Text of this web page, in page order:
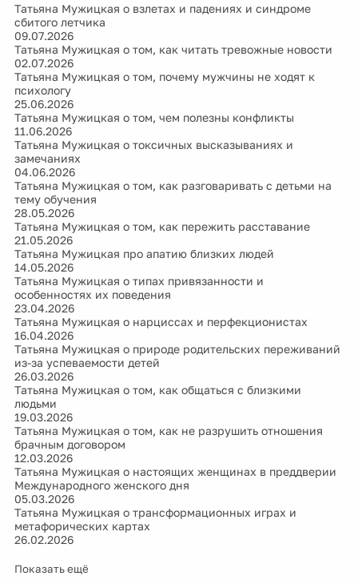
Татьяна Мужицкая о взлетах и падениях и синдроме
сбитого летчика
09.07.2026
Татьяна Мужицкая о том, как читать тревожные новости
02.07.2026
Татьяна Мужицкая о том, почему мужчины не ходят к
психологу
25.06.2026
Татьяна Мужицкая о том, чем полезны конфликты
11.06.2026
Татьяна Мужицкая о токсичных высказываниях и
замечаниях
04.06.2026
Татьяна Мужицкая о том, как разговаривать с детьми на
тему обучения
28.05.2026
Татьяна Мужицкая о том, как пережить расставание
21.05.2026
Татьяна Мужицкая про апатию близких людей
14.05.2026
Татьяна Мужицкая о типах привязанности и
особенностях их поведения
23.04.2026
Татьяна Мужицкая о нарциссах и перфекционистах
16.04.2026
Татьяна Мужицкая о природе родительских переживаний
из-за успеваемости детей
26.03.2026
Татьяна Мужицкая о том, как общаться с близкими
людьми
19.03.2026
Татьяна Мужицкая о том, как не разрушить отношения
брачным договором
12.03.2026
Татьяна Мужицкая о настоящих женщинах в преддверии
Международного женского дня
05.03.2026
Татьяна Мужицкая о трансформационных играх и
метафорических картах
26.02.2026
Показать ещё